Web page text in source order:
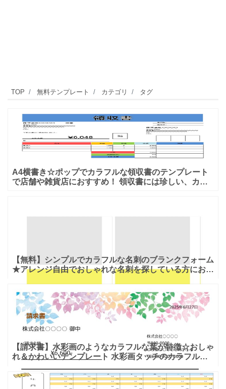
TOP 無料テンプレート カテゴリ タグ
A4横書き☆ポップでカラフルな領収書のテンプレート
で店舗や雑貨店におすすめ！ 領収書には珍しい、カラ
【無料】シンプルでカラフルな名刺のブランクフォーム
★アレンジ自由でおしゃれな名刺を探している方におす
【請求書】水彩画のようなカラフルな葉が特徴☆おしゃ
れ＆かわいいテンプレート 水彩画タッチのカラフルな
葉が請求書を華やかに演出し、温かみのあるテンプレー
トになりま